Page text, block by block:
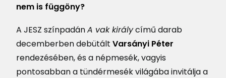
nem is függöny?
A JESZ színpadánA vak királycímű darab
decemberben debütált Varsányi Péter
rendezésében, és a népmesék, vagyis
pontosabban a tündérmesék világába invitálja a